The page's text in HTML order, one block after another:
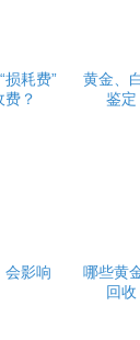
损耗费”
？
黄金、
鉴定
会影响
哪些黄
回